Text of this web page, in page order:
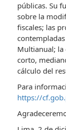
públicas. Su
sobre la
fiscales; las
Multianual; la
corto,
cálculo del
Para
https://